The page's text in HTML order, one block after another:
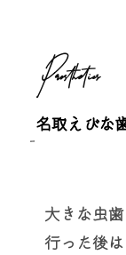
Prosthetics
名取えびな
大きな虫
行った後